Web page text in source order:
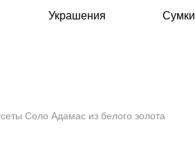
Украшения Сумки
Соло Адамас из белого золота